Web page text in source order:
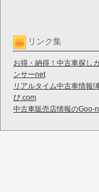
リンク集
お得・納得！中古車探し
ンサーnet
リアルタイム中古車情報!
び.com
中古車販売店情報のGoo-